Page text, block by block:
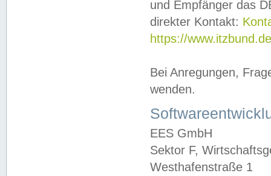
und Empfänger das
direkter Kontakt:
https://
Bei Anregungen,
wenden.
EES GmbH
Sektor F,
Westhafenstraße 1